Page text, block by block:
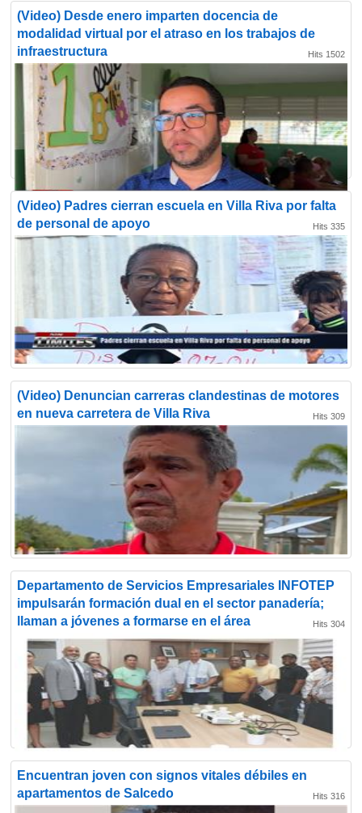
(Video) Desde enero imparten docencia de
modalidad virtual por el atraso en los trabajos de
infraestructura
Hits 1502
(Video) Padres cierran escuela en Villa Riva por falta
de personal de apoyo
Hits 335
(Video) Denuncian carreras clandestinas de motores
en nueva carretera de Villa Riva
Hits 309
Departamento de Servicios Empresariales INFOTEP
impulsarán formación dual en el sector panadería;
llaman a jóvenes a formarse en el área
Hits 304
Encuentran joven con signos vitales débiles en
apartamentos de Salcedo
Hits 316